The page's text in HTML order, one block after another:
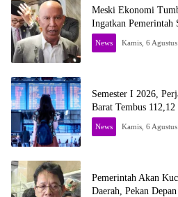
Meski Ekonomi
Ingatkan
News Kamis, 6
Semester I 2026,
Barat Tembus 112,12
News Kamis, 6
Pemerintah Akan
Daerah, Pekan Depan